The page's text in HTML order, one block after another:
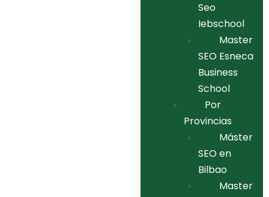
Seo
Iebschool
Master
SEO Esneca
Business
School
Por
Provincias
Máster
SEO en
Bilbao
Master